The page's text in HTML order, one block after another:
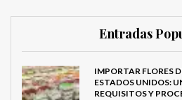
Entradas
IMPORTAR FLORES
ESTADOS UNIDOS:
REQUISITOS Y